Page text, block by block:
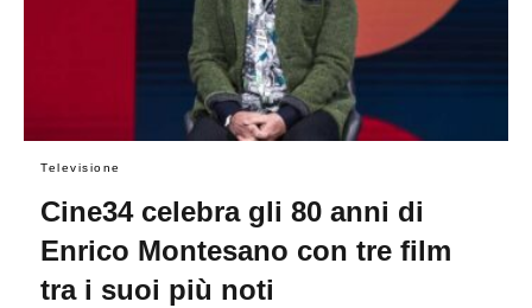
Televisione
Cine34 celebra gli 80 anni di
Enrico Montesano con tre film
tra i suoi più noti